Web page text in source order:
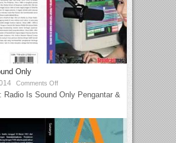
Only
Comments Off
Radio Is Sound Only Pengantar &